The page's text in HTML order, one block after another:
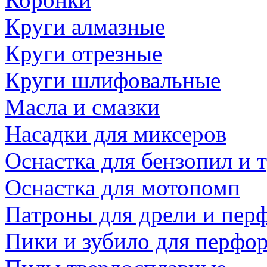
Круги алмазные
Круги отрезные
Круги шлифовальные
Масла и смазки
Насадки для миксеров
Оснастка для бензопил и
Оснастка для мотопомп
Патроны для дрели и
Пики и зубило для